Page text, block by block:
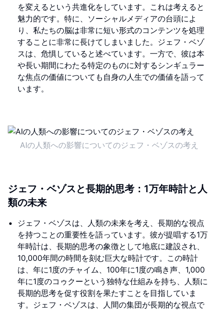
を変えるという共進化をしています。これは考えると
魅力的です。特に、ソーシャルメディアの台頭によ
り、私たちの脳は非常に短い形式のコンテンツを処理
することに非常に長けてしまいました。ジェフ・ベゾ
スは、危惧していると述べています。一方で、彼は本
や長い期間にわたる特定のものに対するシンギュラー
な焦点の価値についても自身の人生での価値を語って
います。
AIの人類への影響についてのジェフ・ベゾスの考え
ジェフ・ベゾスと長期的思考：1万年時計と人
類の未来
ジェフ・ベゾスは、人類の未来を考え、長期的な視点
を持つことの重要性を語っています。彼が提唱する1万
年時計は、長期的思考の象徴として地底に建設され、
10,000年間の時間を刻む巨大な時計です。この時計
は、年に1度のチャイム、100年に1度の鳴き声、1,000
年に1度のコゥクーという独特な仕組みを持ち、人類に
長期的思考を促す役割を果たすことを目指していま
す。ジェフ・ベゾスは、人間の集団が長期的な視点で